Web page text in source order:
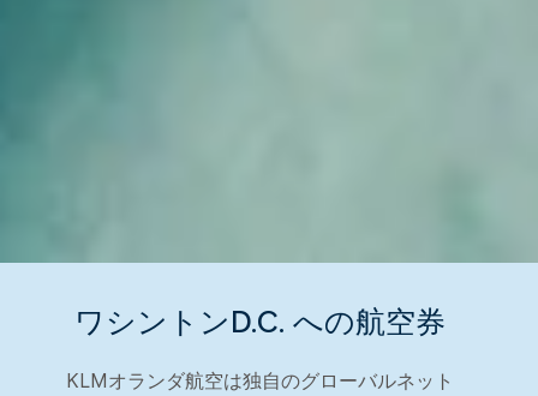
ワシントンD.C. への航空券
KLMオランダ航空は独自のグローバルネット